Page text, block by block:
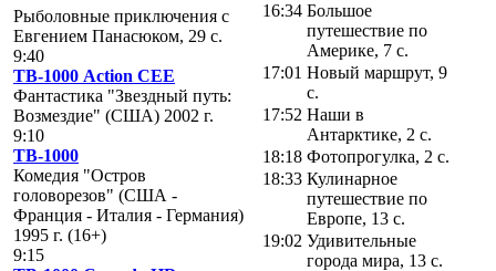
Рыболовные приключения с
Евгением Панасюком, 29 с.
9:40
ТВ-1000 Action CEE
Фантастика "Звездный путь:
Возмездие" (США) 2002 г.
9:10
ТВ-1000
Комедия "Остров
головорезов" (США -
Франция - Италия - Германия)
1995 г. (16+)
9:15
16:34 Большое
путешествие по
Америке, 7 с.
17:01 Новый маршрут, 9
с.
17:52 Наши в
Антарктике, 2 с.
18:18 Фотопрогулка, 2 с.
18:33 Кулинарное
путешествие по
Европе, 13 с.
19:02 Удивительные
города мира, 13 с.